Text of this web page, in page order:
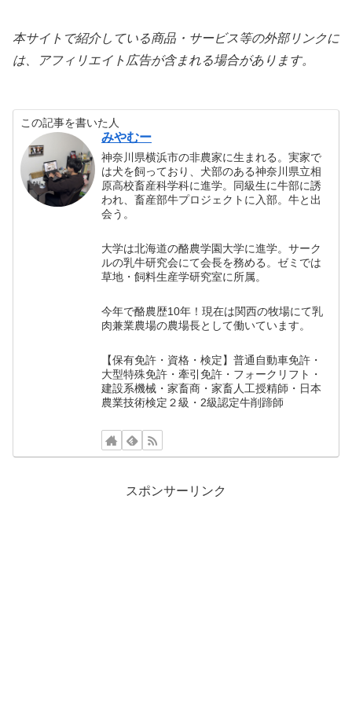
本サイトで紹介している商品・サービス等の外部リンクに
は、アフィリエイト広告が含まれる場合があります。
この記事を書いた人
みやむー
神奈川県横浜市の非農家に生まれる。実家で
は犬を飼っており、犬部のある神奈川県立相
原高校畜産科学科に進学。同級生に牛部に誘
われ、畜産部牛プロジェクトに入部。牛と出
会う。
大学は北海道の酪農学園大学に進学。サーク
ルの乳牛研究会にて会長を務める。ゼミでは
草地・飼料生産学研究室に所属。
今年で酪農歴10年！現在は関西の牧場にて乳
肉兼業農場の農場長として働いています。
【保有免許・資格・検定】普通自動車免許・
大型特殊免許・牽引免許・フォークリフト・
建設系機械・家畜商・家畜人工授精師・日本
農業技術検定２級・2級認定牛削蹄師
スポンサーリンク